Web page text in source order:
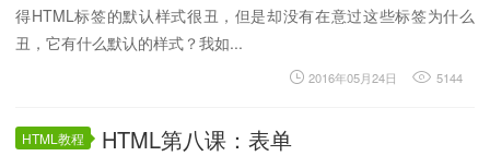
得HTML标签的默认样式很丑，但是却没有在意过这些标签为什么
丑，它有什么默认的样式？我如...
2016年05月24日 5144
HTML教程 HTML第八课：表单